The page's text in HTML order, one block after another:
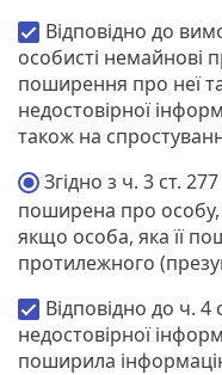
Відповідно до
особисті немайнові
поширення про неї та
недостовірної
також на
Згідно з ч. 3 ст.
поширена про особу,
якщо особа, яка її
протилежного
Відповідно до ч.
недостовірної
поширила